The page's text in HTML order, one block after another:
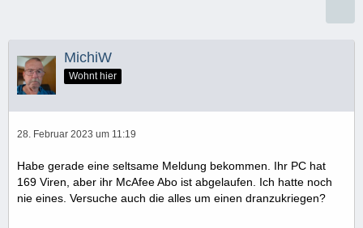
MichiW
Wohnt hier
28. Februar 2023 um 11:19
Habe gerade eine seltsame Meldung bekommen. Ihr PC hat
169 Viren, aber ihr McAfee Abo ist abgelaufen. Ich hatte noch
nie eines. Versuche auch die alles um einen dranzukriegen?